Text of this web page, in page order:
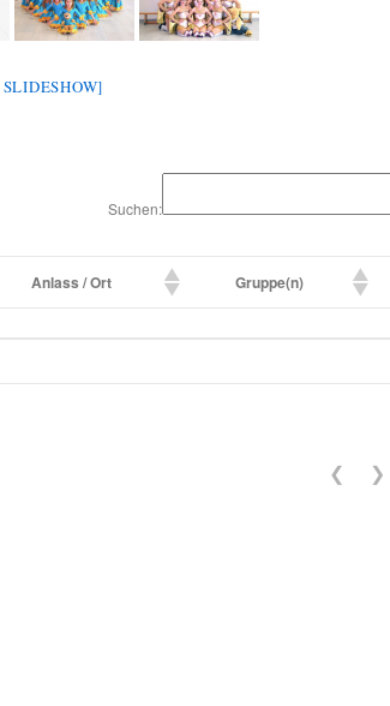
Suchen:
Anlass / Ort Gruppe(n)
❮ ❯